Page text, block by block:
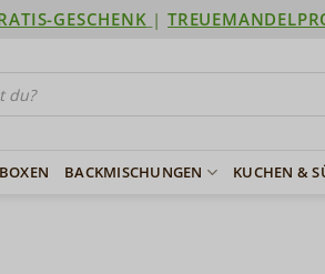
GESCHENK |
BACKMISCHUNGEN KUCHEN &